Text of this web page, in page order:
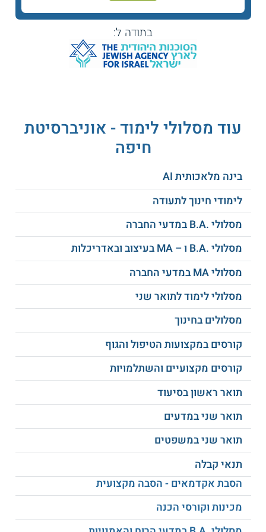
התערבות באינטרנט מושג העצמי
מתבגרים עם מוגבלות
התפתחות שפה ודיבור חינוך אלטרנטיבי
תפישה מולטי-סנסורית
היבטים נוירו
פסיכולוגיים
התפתחות המשחק
התמודדות של
משפחות
טיפול בבעיות קשב
מנהיגות אתית בארגוני
חינוך
ועוד
תהליכי למידה וזיכרון
בגיל הרך
סגל המרצים
ראש המגמהלתואר שני באוטיזם ולקויות התפתחותיות
באוניברסיטת חיפה הינה דוקטור בחינוך מיוחד עם התמחות
באוטיזם מטעם אוניברסיטת Purdue בארצות הברית. במסגרת
מחקריה היא עוסקת בתקשורת תומכת וחליפית, הטמעת
טכנולוגיות ויישומי מחשב בחינוך, התמודדות עם לקויות תקשורת
ועיכובי התפתחות, ועוד.
בתודה ל:
עוד מסלולי לימוד - אוניברסיטת
חיפה
בינה מלאכותית AI
לימודי חינוך לתעודה
מסלולי .B.A במדעי החברה
מסלולי .B.A ו – MA בעיצוב ובאדריכלות
מסלולי MA במדעי החברה
מסלולי לימוד לתואר שני
מסלולים בחינוך
קורסים במקצועות הטיפול והגוף
קורסים מקצועיים והשתלמויות
תואר ראשון בסיעוד
תואר שני במדעים
תואר שני במשפטים
תנאי קבלה
הסבת אקדמאים - הסבה מקצועית
מכינות וקורסי הכנה